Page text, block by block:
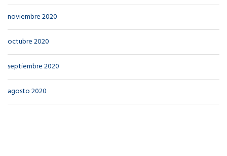
noviembre 2020
octubre 2020
septiembre 2020
agosto 2020